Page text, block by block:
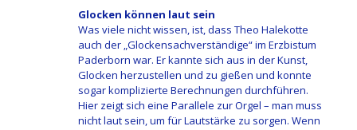
Glocken können laut sein
Was viele nicht wissen, ist, dass Theo Halekotte
auch der „Glockensachverständige“ im Erzbistum
Paderborn war. Er kannte sich aus in der Kunst,
Glocken herzustellen und zu gießen und konnte
sogar komplizierte Berechnungen durchführen.
Hier zeigt sich eine Parallele zur Orgel – man muss
nicht laut sein, um für Lautstärke zu sorgen. Wenn